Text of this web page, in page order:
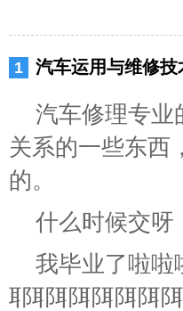
汽车运用与维修
汽车修理专业
关系的一些东西
的。
什么时候交呀
我毕业了啦啦
耶耶耶耶耶耶耶